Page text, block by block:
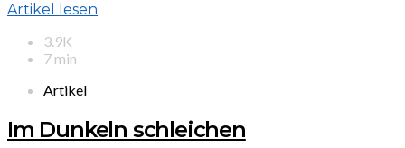
Artikel lesen
3.9K
7 min
Artikel
Im Dunkeln schleichen